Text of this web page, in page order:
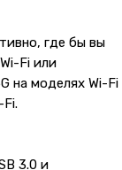
где бы вы
Fi или
на моделях Wi-Fi
Fi.
3.0 и